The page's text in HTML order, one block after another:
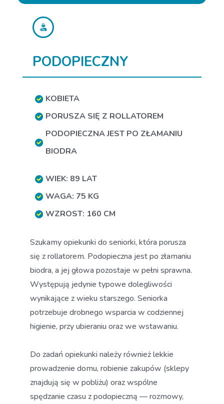
PODOPIECZNY
KOBIETA
PORUSZA SIĘ Z ROLLATOREM
PODOPIECZNA JEST PO ZŁAMANIU
BIODRA
WIEK: 89 LAT
WAGA: 75 KG
WZROST: 160 CM
Szukamy opiekunki do seniorki, która porusza
się z rollatorem. Podopieczna jest po złamaniu
biodra, a jej głowa pozostaje w pełni sprawna.
Występują jedynie typowe dolegliwości
wynikające z wieku starszego. Seniorka
potrzebuje drobnego wsparcia w codziennej
higienie, przy ubieraniu oraz we wstawaniu.
Do zadań opiekunki należy również lekkie
prowadzenie domu, robienie zakupów (sklepy
znajdują się w pobliżu) oraz wspólne
spędzanie czasu z podopieczną — rozmowy,